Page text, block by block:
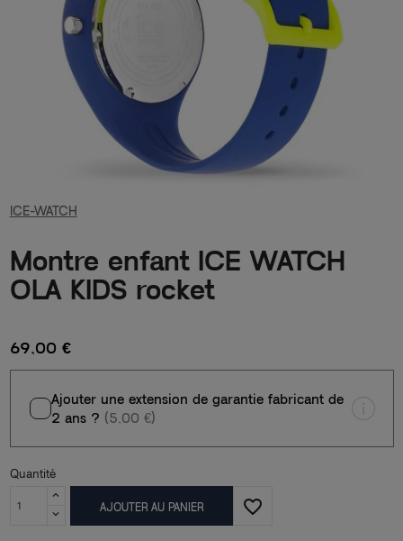
ICE-WATCH
Montre enfant ICE WATCH
OLA KIDS rocket
69,00 €
Ajouter une extension de garantie fabricant de
2 ans ? (5,00 €)
Quantité
AJOUTER AU PANIER favorite_border